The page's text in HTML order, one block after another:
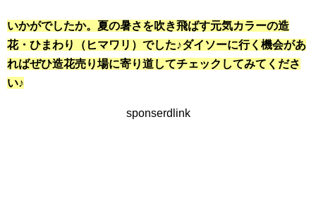
いかがでしたか。夏の暑さを吹き飛ばす元気カラーの造
花・ひまわり（ヒマワリ）でした♪ダイソーに行く機会があ
ればぜひ造花売り場に寄り道してチェックしてみてくださ
い♪
sponserdlink